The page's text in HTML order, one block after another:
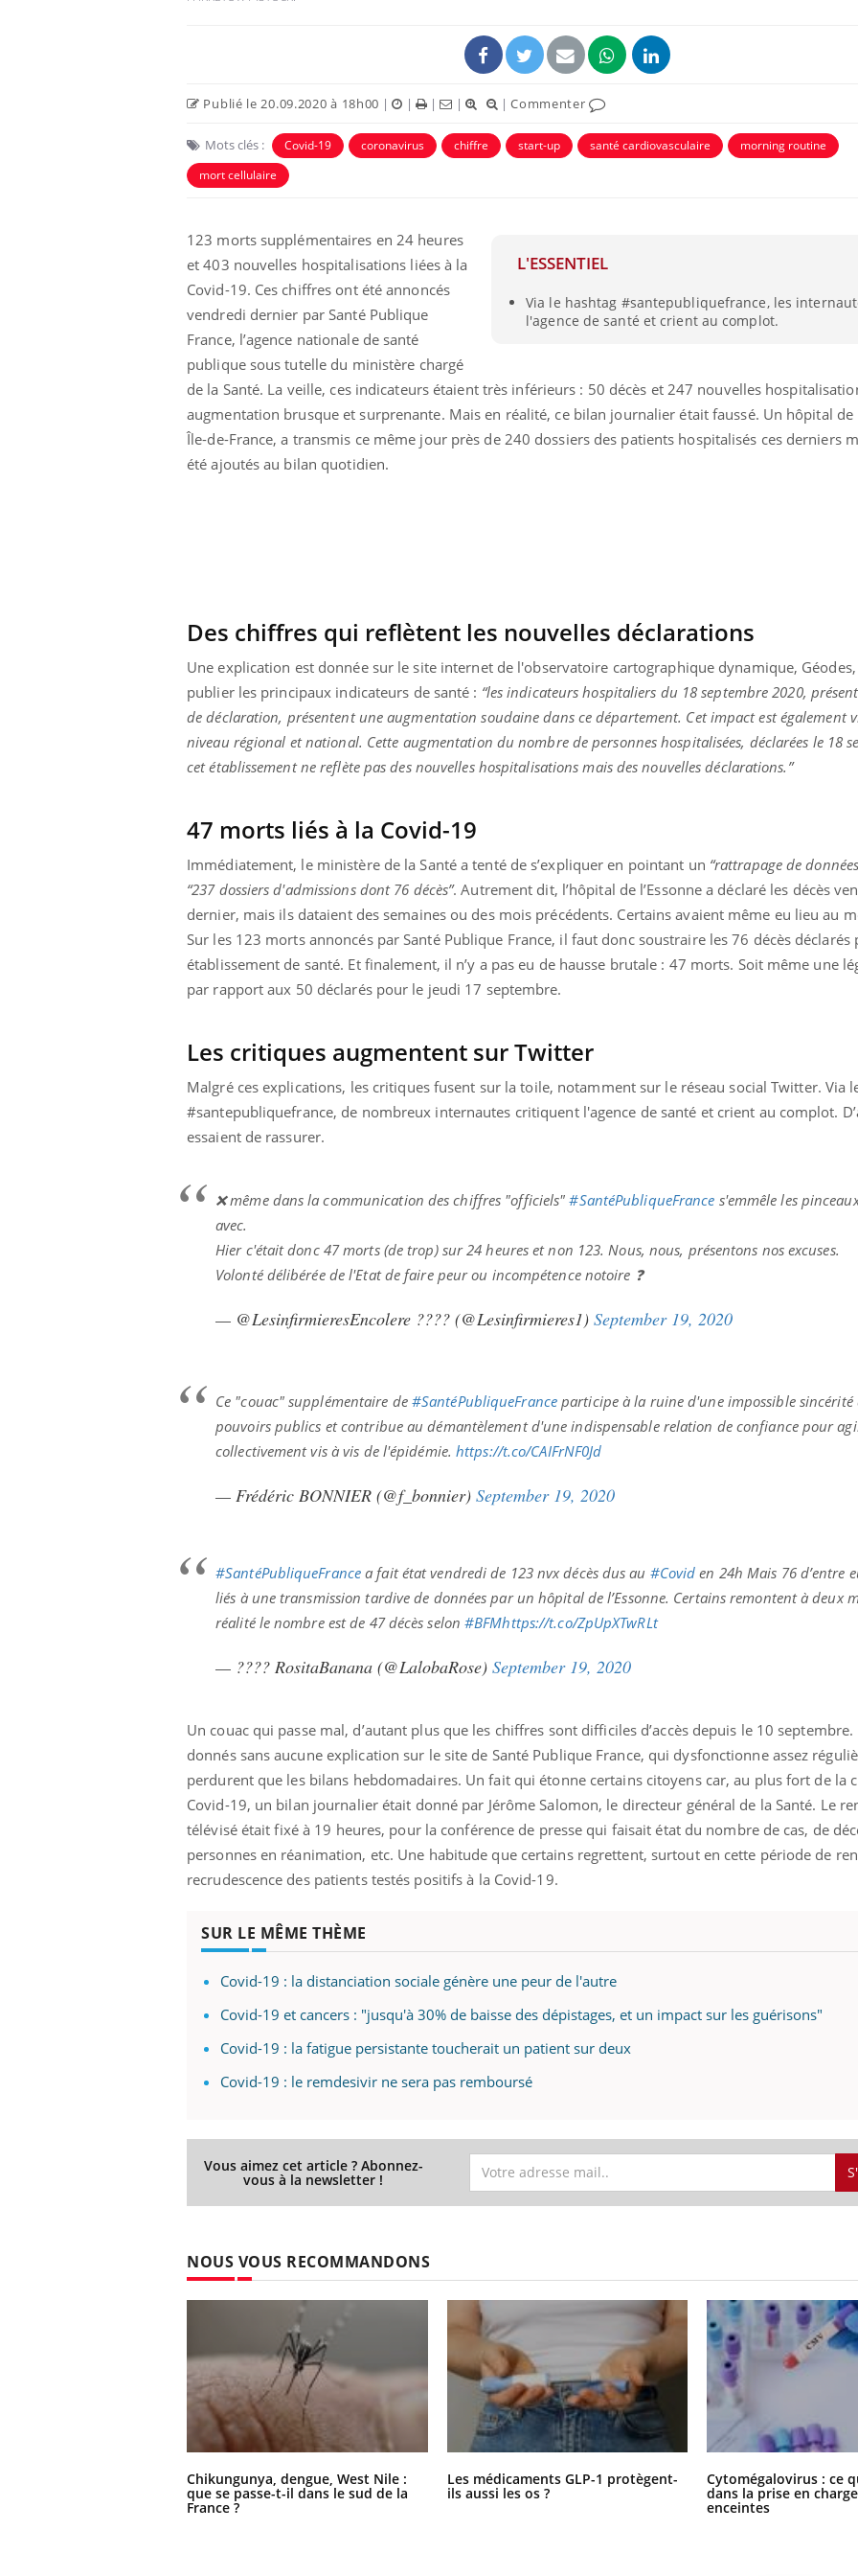
Publié le 20.09.2020 à 18h00 | | | | |Commenter
Mots clés : Covid-19 coronavirus chiffre start-up santé cardiovasculaire
morning routine
mort cellulaire
L'ESSENTIEL
Via le hashtag #santepubliquefrance, les
l'agence de santé et crient au complot.
123 morts supplémentaires en 24 heures
et 403 nouvelles hospitalisations liées à la
Covid-19. Ces chiffres ont été annoncés
vendredi dernier par Santé Publique
France, l’agence nationale de santé
publique sous tutelle du ministère chargé
de la Santé. La veille, ces indicateurs étaient très inférieurs : 50 décès et 247 nouvelles
augmentation brusque et surprenante. Mais en réalité, ce bilan journalier était faussé. Un hôpital de
Île-de-France, a transmis ce même jour près de 240 dossiers des patients hospitalisés ces derniers
été ajoutés au bilan quotidien.
Des chiffres qui reflètent les nouvelles déclarations
Une explication est donnée sur le site internet de l'observatoire cartographique dynamique,
publier les principaux indicateurs de santé : “les indicateurs hospitaliers du 18 septembre 2020,
de déclaration, présentent une augmentation soudaine dans ce département. Cet impact est également
niveau régional et national. Cette augmentation du nombre de personnes hospitalisées, déclarées le 18
cet établissement ne reflète pas des nouvelles hospitalisations mais des nouvelles déclarations.”
47 morts liés à la Covid-19
Immédiatement, le ministère de la Santé a tenté de s’expliquer en pointant un “rattrapage de
“237 dossiers d'admissions dont 76 décès”. Autrement dit, l’hôpital de l’Essonne a déclaré les décès
dernier, mais ils dataient des semaines ou des mois précédents. Certains avaient même eu lieu au
Sur les 123 morts annoncés par Santé Publique France, il faut donc soustraire les 76 décès déclarés
établissement de santé. Et finalement, il n’y a pas eu de hausse brutale : 47 morts. Soit même une
par rapport aux 50 déclarés pour le jeudi 17 septembre.
Les critiques augmentent sur Twitter
Malgré ces explications, les critiques fusent sur la toile, notamment sur le réseau social Twitter. Via
#santepubliquefrance, de nombreux internautes critiquent l'agence de santé et crient au complot.
essaient de rassurer.
❌ même dans la communication des chiffres "officiels"#SantéPubliqueFrance s'emmêle les
avec.
Hier c'était donc 47 morts (de trop) sur 24 heures et non 123. Nous, nous, présentons nos excuses.
Volonté délibérée de l'Etat de faire peur ou incompétence notoire ❓
— @LesinfirmieresEncolere ???? (@Lesinfirmieres1) September 19, 2020
Ce "couac" supplémentaire de #SantéPubliqueFranceparticipe à la ruine d'une impossible sincérité
pouvoirs publics et contribue au démantèlement d'une indispensable relation de confiance pour
collectivement vis à vis de l'épidémie.https://t.co/CAIFrNF0Jd
— Frédéric BONNIER (@f_bonnier) September 19, 2020
#SantéPubliqueFrance a fait état vendredi de 123 nvx décès dus au #Covid en 24h Mais 76 d’entre
liés à une transmission tardive de données par un hôpital de l’Essonne. Certains remontent à deux
réalité le nombre est de 47 décès selon#BFMhttps://t.co/ZpUpXTwRLt
— ???? RositaBanana (@LalobaRose) September 19, 2020
Un couac qui passe mal, d’autant plus que les chiffres sont difficiles d’accès depuis le 10
donnés sans aucune explication sur le site de Santé Publique France, qui dysfonctionne assez
perdurent que les bilans hebdomadaires. Un fait qui étonne certains citoyens car, au plus fort de la
Covid-19, un bilan journalier était donné par Jérôme Salomon, le directeur général de la Santé. Le
télévisé était fixé à 19 heures, pour la conférence de presse qui faisait état du nombre de cas, de
personnes en réanimation, etc. Une habitude que certains regrettent, surtout en cette période de
recrudescence des patients testés positifs à la Covid-19.
SUR LE MÊME THÈME
Covid-19 : la distanciation sociale génère une peur de l'autre
Covid-19 et cancers : "jusqu'à 30% de baisse des dépistages, et un impact sur les guérisons"
Covid-19 : la fatigue persistante toucherait un patient sur deux
Covid-19 : le remdesivir ne sera pas remboursé
Vous aimez cet article ? Abonnez-
vous à la newsletter !
NOUS VOUS RECOMMANDONS
Chikungunya, dengue, West Nile :
que se passe-t-il dans le sud de la
France ?
Les médicaments GLP-1 protègent-
ils aussi les os ?
Cytomégalovirus : ce
dans la prise en
enceintes
Carence en fer : comprendre pour
Fatigue, irritabilité, brouillard mental ou
carence en fer sont multiples ce qui la rend
Youtube
Insuline & Charge mentale : et si on
En 2026, l'insuline dans le diabète de type 2
patients comme parfois chez les soignants.
Youtube
Eczéma Chronique
soleil, activités en plein
sont ...